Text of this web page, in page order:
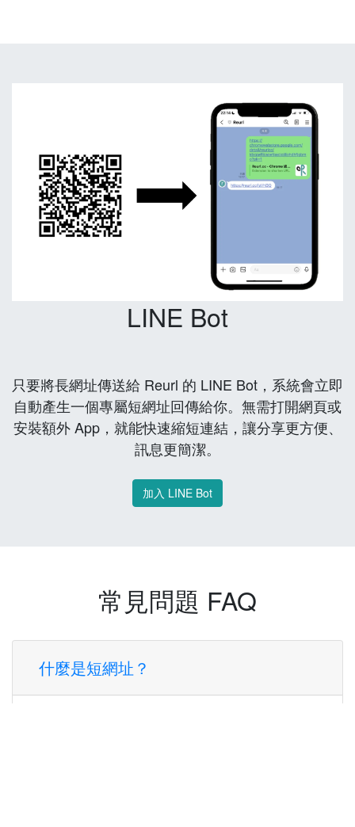
LINE Bot
只要將長網址傳送給 Reurl 的 LINE Bot，系統會立即
自動產生一個專屬短網址回傳給你。無需打開網頁或
安裝額外 App，就能快速縮短連結，讓分享更方便、
訊息更簡潔。
加入 LINE Bot
常見問題 FAQ
什麼是短網址？